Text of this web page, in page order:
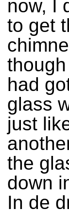
now, I
to get
had
glass
just
the
down
In de